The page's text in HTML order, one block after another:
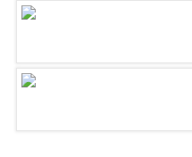
Emagazine
Photo
Video